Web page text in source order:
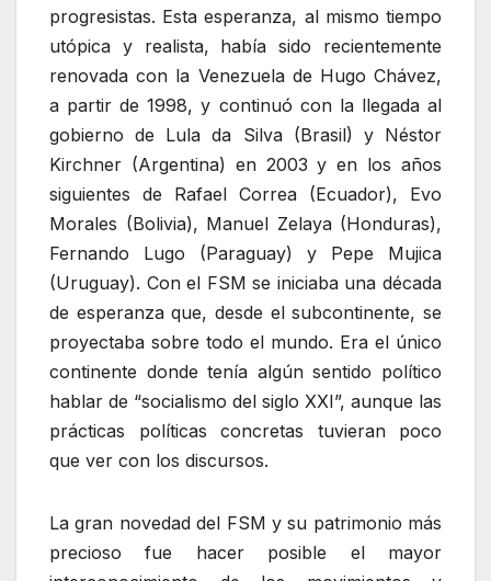
progresistas. Esta esperanza, al mismo tiempo
utópica y realista, había sido recientemente
renovada con la Venezuela de Hugo Chávez,
a partir de 1998, y continuó con la llegada al
gobierno de Lula da Silva (Brasil) y Néstor
Kirchner (Argentina) en 2003 y en los años
siguientes de Rafael Correa (Ecuador), Evo
Morales (Bolivia), Manuel Zelaya (Honduras),
Fernando Lugo (Paraguay) y Pepe Mujica
(Uruguay). Con el FSM se iniciaba una década
de esperanza que, desde el subcontinente, se
proyectaba sobre todo el mundo. Era el único
continente donde tenía algún sentido político
hablar de “socialismo del siglo XXI”, aunque las
prácticas políticas concretas tuvieran poco
que ver con los discursos.
La gran novedad del FSM y su patrimonio más
precioso fue hacer posible el mayor